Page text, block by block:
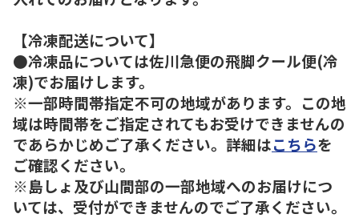
【冷凍配送について】
●冷凍品については佐川急便の飛脚クール便(冷
凍)でお届けします。
※一部時間帯指定不可の地域があります。この地
域は時間帯をご指定されてもお受けできませんの
であらかじめご了承ください。詳細はこちらを
ご確認ください。
※島しょ及び山間部の一部地域へのお届けにつ
いては、受付ができませんのでご了承ください。